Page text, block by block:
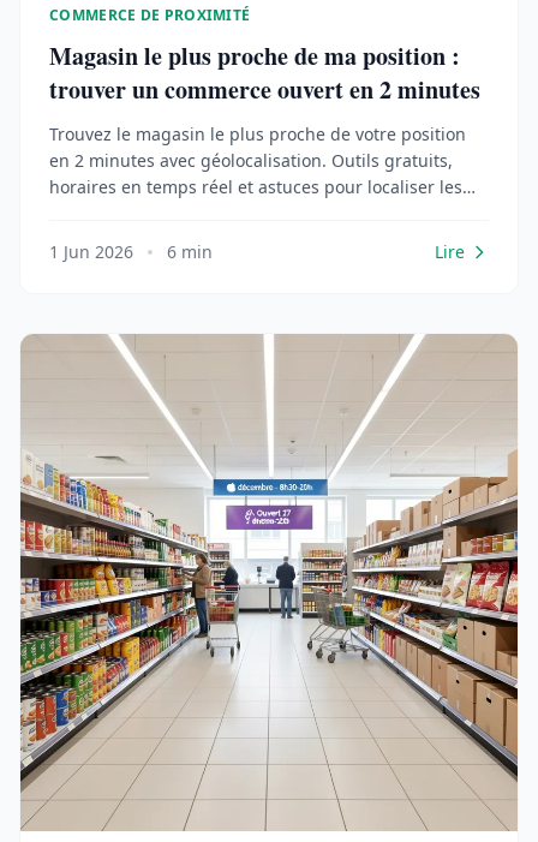
COMMERCE DE PROXIMITÉ
Magasin le plus proche de ma position :
trouver un commerce ouvert en 2 minutes
Trouvez le magasin le plus proche de votre position
en 2 minutes avec géolocalisation. Outils gratuits,
horaires en temps réel et astuces pour localiser les
1 Jun 2026
6 min Lire